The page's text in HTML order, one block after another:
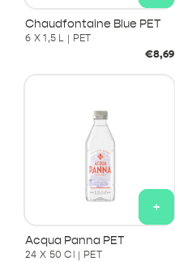
Chaudfontaine Blue PET
6 X 1,5 L | PET
Prix
€8,69
+
Acqua Panna PET
24 X 50 Cl | PET